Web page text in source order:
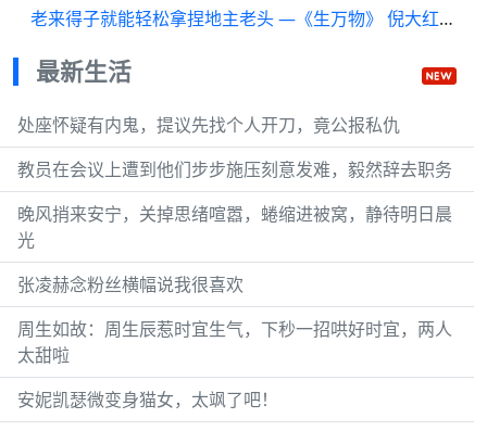
老来得子就能轻松拿捏地主老头 —《生万物》 倪大红 蓝盈莹
最新生活
处座怀疑有内鬼，提议先找个人开刀，竟公报私仇
教员在会议上遭到他们步步施压刻意发难，毅然辞去职务
晚风捎来安宁，关掉思绪喧嚣，蜷缩进被窝，静待明日晨
光
张凌赫念粉丝横幅说我很喜欢
周生如故：周生辰惹时宜生气，下秒一招哄好时宜，两人
太甜啦
安妮凯瑟微变身猫女，太飒了吧！